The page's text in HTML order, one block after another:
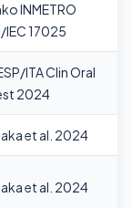
INMETRO
IEC 17025
ITA Clin Oral
2024
et al. 2024
et al. 2024